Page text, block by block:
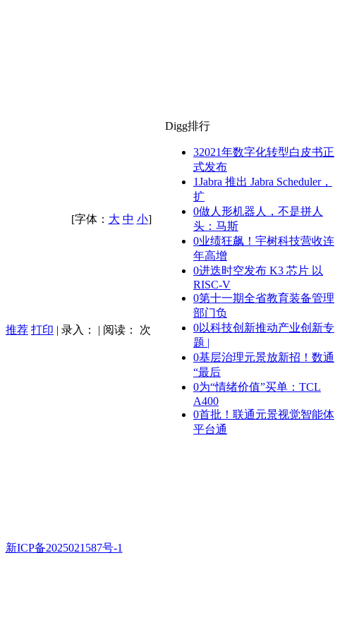
[字体： 大 中 小]
推荐 打印 | 录入： | 阅读： 次
Digg排行
32021年数字化转型白皮书正
式发布
1Jabra 推出 Jabra Scheduler，
扩
0做人形机器人，不是拼人
头：马斯
0业绩狂飙！宇树科技营收连
年高增
0进迭时空发布 K3 芯片 以
RISC-V
0第十一期全省教育装备管理
部门负
0以科技创新推动产业创新专
题 |
0基层治理元景放新招！数通
“最后
0为“情绪价值”买单：TCL
A400
0首批！联通元景视觉智能体
平台通
新ICP备2025021587号-1